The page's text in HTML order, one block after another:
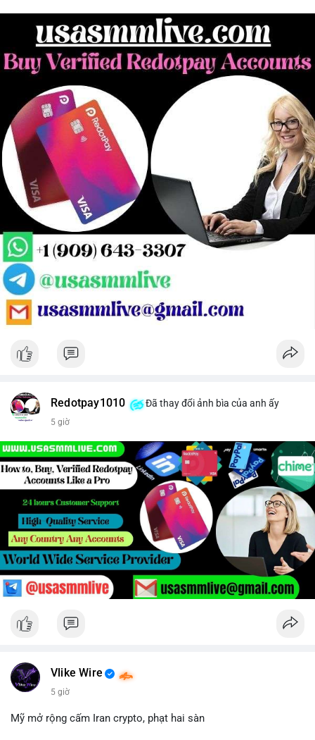
Redotpay1010 Đã thay đổi ảnh bìa của anh ấy
5 giờ
Vlike Wire
5 giờ
Mỹ mở rộng cấm Iran crypto, phạt hai sàn